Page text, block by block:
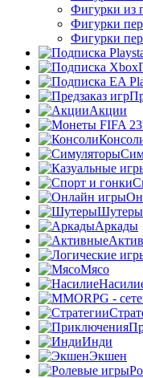
Фигурки из
Фигурки
Фигурки
Акции
Шутеры
Аркады
Мясо
Инди
Экшен